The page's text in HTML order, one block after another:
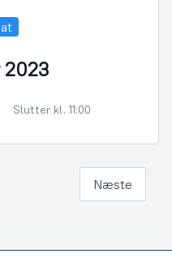
2023
Slutter kl. 11:00
Næste